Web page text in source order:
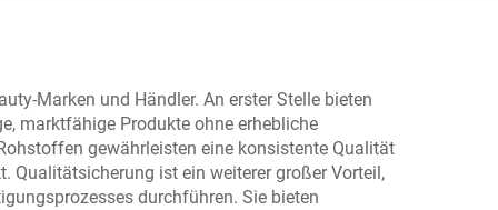
Marken und Händler. An erster Stelle bieten
marktfähige Produkte ohne erhebliche
gewährleisten eine konsistente Qualität
Qualitätsicherung ist ein weiterer großer Vorteil,
durchführen. Sie bieten